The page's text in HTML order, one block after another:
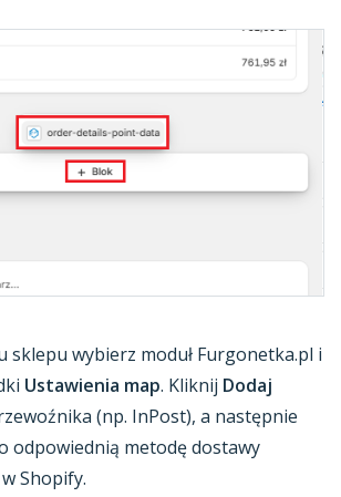
sklepu wybierz moduł Furgonetka.pl i
Ustawienia map. Kliknij Dodaj
(np. InPost), a następnie
odpowiednią metodę dostawy
Shopify.